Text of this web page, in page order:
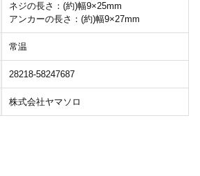
ネジの長さ：(約)幅9×25mm
アンカーの長さ：(約)幅9×27mm
常温
28218-58247687
株式会社ヤマソロ